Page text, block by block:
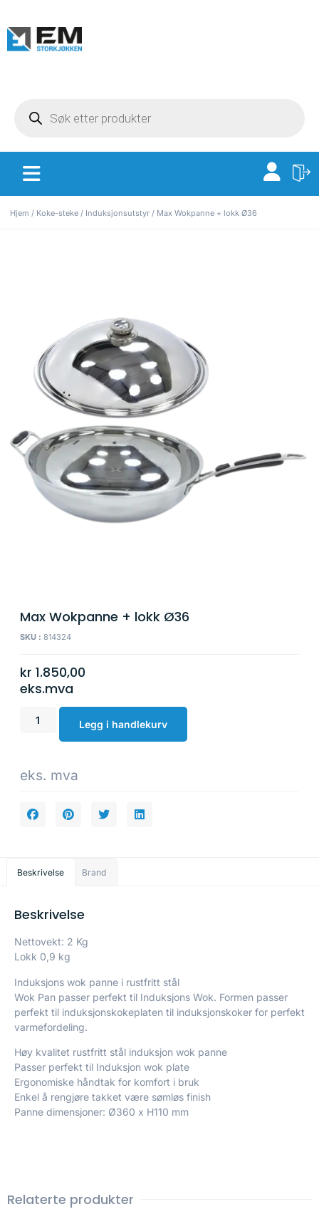
Hjem / Koke-steke / Induksjonsutstyr / Max Wokpanne + lokk Ø36
Max Wokpanne + lokk Ø36
SKU : 814324
kr 1.850,00
eks.mva
Legg i handlekurv
eks. mva
Beskrivelse Brand
Beskrivelse
Nettovekt: 2 Kg
Lokk 0,9 kg
Induksjons wok panne i rustfritt stål
Wok Pan passer perfekt til Induksjons Wok. Formen passer
perfekt til induksjonskokeplaten til induksjonskoker for perfekt
varmefordeling.
Høy kvalitet rustfritt stål induksjon wok panne
Passer perfekt til Induksjon wok plate
Ergonomiske håndtak for komfort i bruk
Enkel å rengjøre takket være sømløs finish
Panne dimensjoner: Ø360 x H110 mm
Relaterte produkter